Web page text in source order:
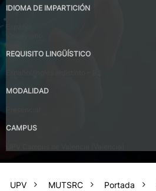
IDIOMA DE IMPARTICIÓN
REQUISITO LINGÜÍSTICO
MODALIDAD
CAMPUS
UPV MUTSRC Portada